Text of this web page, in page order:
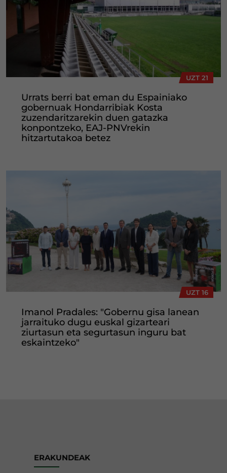
UZT 21
Urrats berri bat eman du Espainiako
gobernuak Hondarribiak Kosta
zuzendaritzarekin duen gatazka
konpontzeko, EAJ-PNVrekin
hitzartutakoa betez
UZT 16
Imanol Pradales: "Gobernu gisa lanean
jarraituko dugu euskal gizarteari
ziurtasun eta segurtasun inguru bat
eskaintzeko"
ERAKUNDEAK